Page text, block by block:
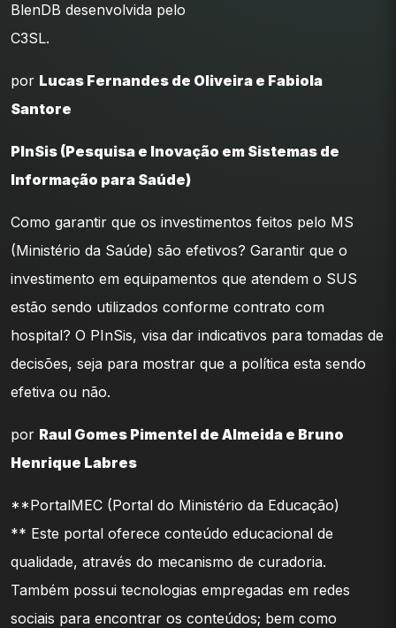
BlenDB desenvolvida pelo
C3SL.
por Lucas Fernandes de Oliveira e Fabiola
Santore
PInSis (Pesquisa e Inovação em Sistemas de
Informação para Saúde)
Como garantir que os investimentos feitos pelo MS
(Ministério da Saúde) são efetivos? Garantir que o
investimento em equipamentos que atendem o SUS
estão sendo utilizados conforme contrato com
hospital? O PInSis, visa dar indicativos para tomadas de
decisões, seja para mostrar que a política esta sendo
efetiva ou não.
por Raul Gomes Pimentel de Almeida e Bruno
Henrique Labres
**PortalMEC (Portal do Ministério da Educação)
** Este portal oferece conteúdo educacional de
qualidade, através do mecanismo de curadoria.
Também possui tecnologias empregadas em redes
sociais para encontrar os conteúdos; bem como